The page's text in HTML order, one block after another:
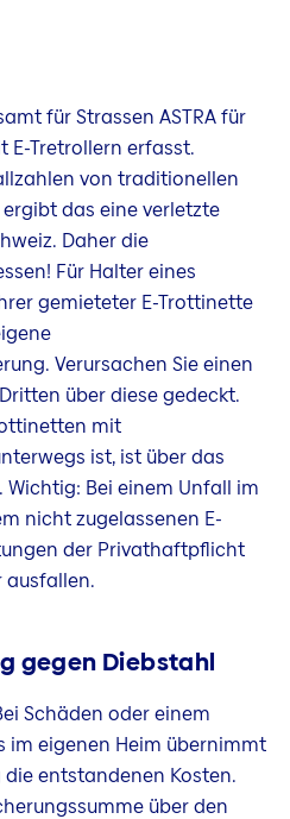
für Strassen ASTRA für
E-Tretrollern erfasst.
von traditionellen
das eine verletzte
Daher die
Für Halter eines
gemieteter E-Trottinette
Verursachen Sie einen
über diese gedeckt.
mit
ist, ist über das
Bei einem Unfall im
nicht zugelassenen E-
der Privathaftpflicht
ausfallen.
gegen Diebstahl
Schäden oder einem
im eigenen Heim übernimmt
entstandenen Kosten.
über den